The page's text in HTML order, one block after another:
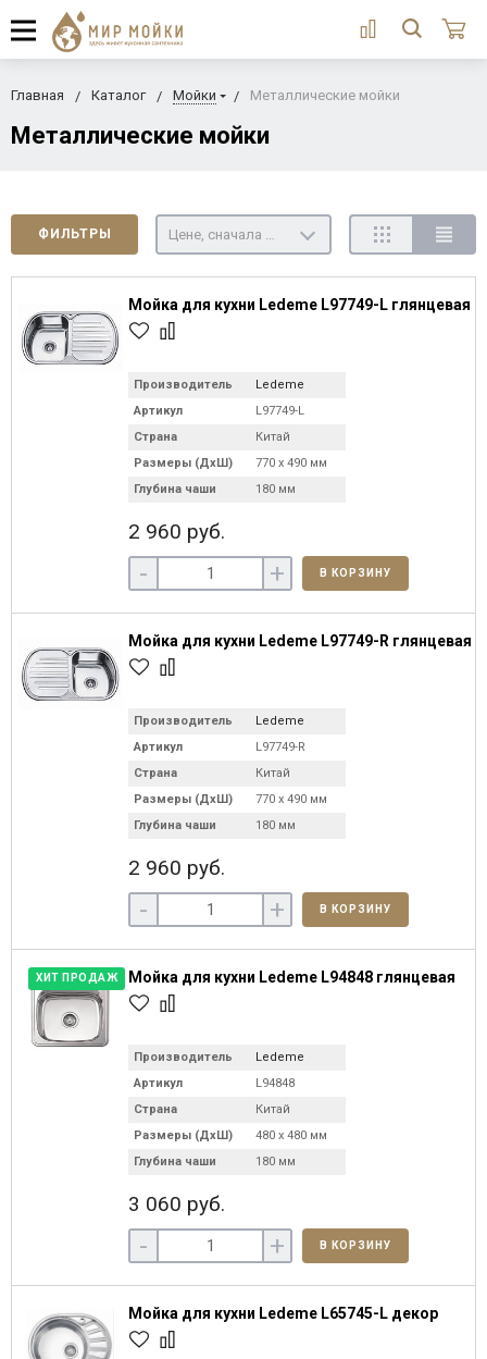
Главная Каталог Мойки Металлические мойки
Металлические мойки
ФИЛЬТРЫ Цене, сначала недорогие
Мойка для кухни Ledeme L97749-L глянцевая
Производитель
Ledeme
Артикул
L97749-L
Страна
Китай
Размеры (ДхШ)
770 х 490 мм
Глубина чаши
180 мм
2 960 руб.
- + В КОРЗИНУ
Мойка для кухни Ledeme L97749-R глянцевая
Производитель
Ledeme
Артикул
L97749-R
Страна
Китай
Размеры (ДхШ)
770 х 490 мм
Глубина чаши
180 мм
2 960 руб.
- + В КОРЗИНУ
ХИТ ПРОДАЖ Мойка для кухни Ledeme L94848 глянцевая
Производитель
Ledeme
Артикул
L94848
Страна
Китай
Размеры (ДхШ)
480 х 480 мм
Глубина чаши
180 мм
3 060 руб.
- + В КОРЗИНУ
Мойка для кухни Ledeme L65745-L декор